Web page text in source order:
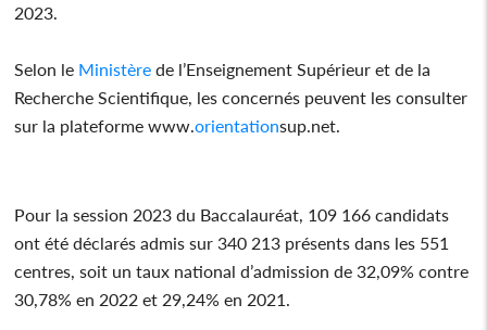
2023.
Selon le Ministère de l’Enseignement Supérieur et de la
Recherche Scientifique, les concernés peuvent les consulter
sur la plateforme www.orientationsup.net.
Pour la session 2023 du Baccalauréat, 109 166 candidats
ont été déclarés admis sur 340 213 présents dans les 551
centres, soit un taux national d’admission de 32,09% contre
30,78% en 2022 et 29,24% en 2021.